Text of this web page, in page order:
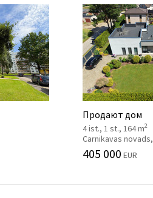
Продают дом
4 ist., 1 st., 164 m2
Carnikavas
405 000 EUR